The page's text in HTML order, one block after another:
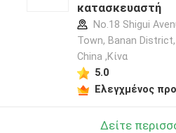
κατασκευαστή
No.18 Shigui
Town, Banan District,
China ,Κίνα
5.0
Ελεγχμένος
Δείτε